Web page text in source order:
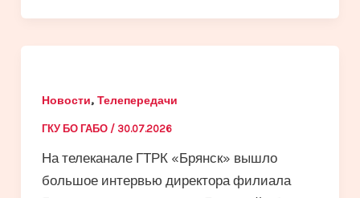
Новости, Телепередачи
ГКУ БО ГАБО / 30.07.2026
На телеканале ГТРК «Брянск» вышло
большое интервью директора филиала